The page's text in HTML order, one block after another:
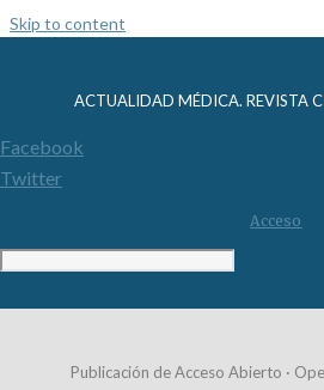
Skip to content
ACTUALIDAD MÉDICA. REVISTA
Facebook
Twitter
Acceso
Publicación de Acceso Abierto ·